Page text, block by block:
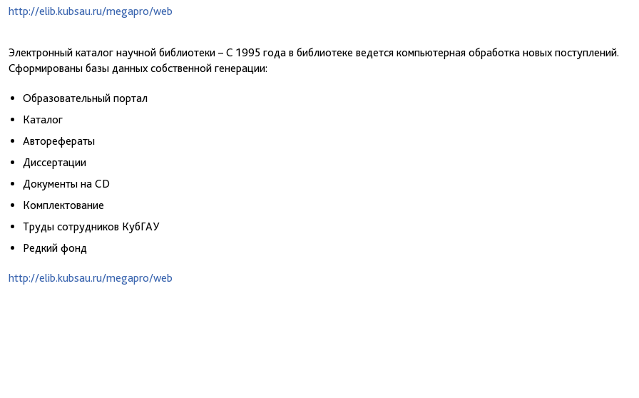
http://elib.kubsau.ru/megapro/web
Электронный каталог научной библиотеки – С 1995 года в библиотеке ведется компьютерная обработка новых поступлений.
Сформированы базы данных собственной генерации:
Образовательный портал
Каталог
Авторефераты
Диссертации
Документы на CD
Комплектование
Труды сотрудников КубГАУ
Редкий фонд
http://elib.kubsau.ru/megapro/web